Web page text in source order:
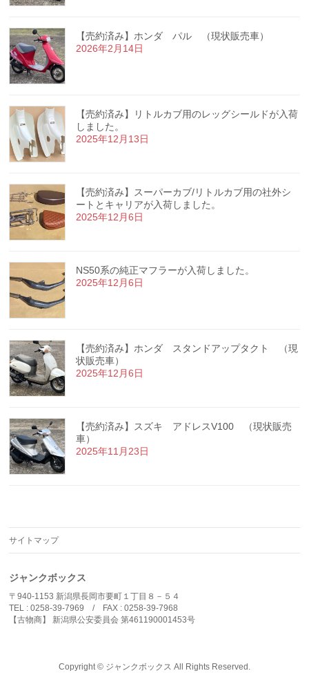
【売約済み】ホンダ パル （現状販売車）
2026年2月14日
【売約済み】リトルカブ用のレッグシールドが入荷
しました。
2025年12月13日
【売約済み】スーパーカブ/リトルカブ用の社外シ
ートとキャリアが入荷しました。
2025年12月6日
NS50系の純正マフラーが入荷しました。
2025年12月6日
【売約済み】ホンダ スタンドアップタクト （現
状販売車）
2025年12月6日
【売約済み】スズキ アドレスV100 （現状販売
車）
2025年11月23日
サイトマップ
ジャンクボックス
〒940-1153 新潟県長岡市要町１丁目８－５４
TEL : 0258-39-7969 / FAX : 0258-39-7968
【古物商】 新潟県公安委員会 第461190001453号
Copyright © ジャンクボックス All Rights Reserved.